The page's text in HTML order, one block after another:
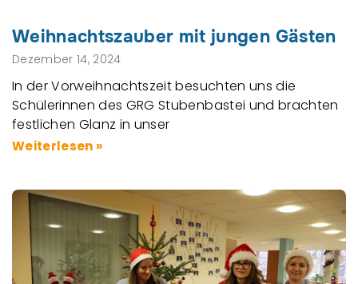
Weihnachtszauber mit jungen Gästen
Dezember 14, 2024
In der Vorweihnachtszeit besuchten uns die
Schülerinnen des GRG Stubenbastei und brachten
festlichen Glanz in unser
Weiterlesen »